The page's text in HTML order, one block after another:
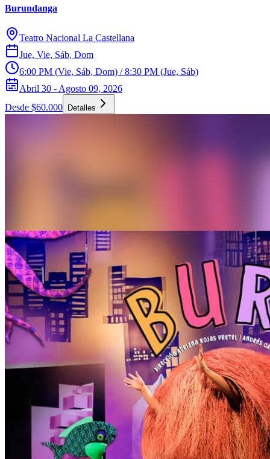
Burundanga
Teatro Nacional La Castellana
Jue, Vie, Sáb, Dom
6:00 PM (Vie, Sáb, Dom) / 8:30 PM (Jue, Sáb)
Abril 30 - Agosto 09, 2026
Desde $60.000
Detalles